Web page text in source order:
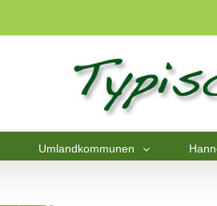
Umlandkommunen